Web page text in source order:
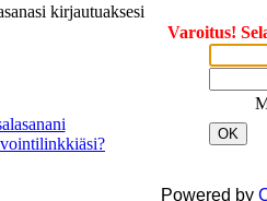
kirjautuaksesi
Varoitus!
OK
Powered by